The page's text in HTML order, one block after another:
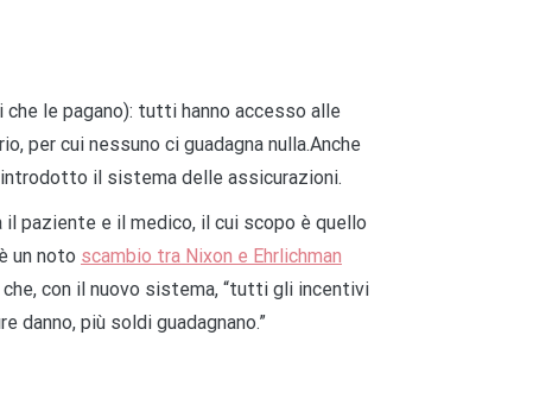
che le pagano): tutti hanno accesso alle
per cui nessuno ci guadagna nulla.Anche
il sistema delle assicurazioni.
il paziente e il medico, il cui scopo è quello
un noto scambio tra Nixon e Ehrlichman
con il nuovo sistema, “tutti gli incentivi
danno, più soldi guadagnano.”